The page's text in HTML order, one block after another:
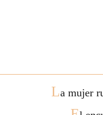
La mujer